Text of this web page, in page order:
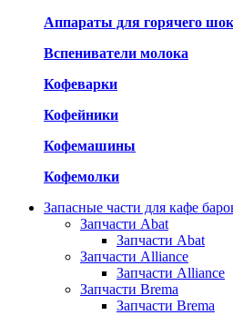
Аппараты для горячего
Вспениватели молока
Кофеварки
Кофейники
Кофемашины
Кофемолки
Запасные части для кафе
Запчасти Abat
Запчасти Abat
Запчасти Alliance
Запчасти Alliance
Запчасти Brema
Запчасти Brema